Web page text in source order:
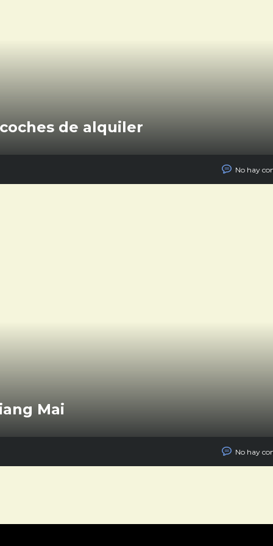
de alquiler
No hay
Mai
No hay